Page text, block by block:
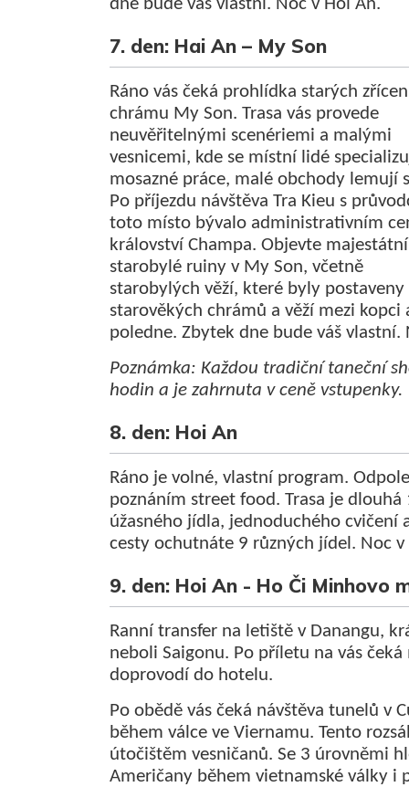
dne bude váš vlastní. Noc v Hoi An.
7. den: Hai An – My Son
Ráno vás čeká prohlídka starých
chrámu My Son. Trasa vás provede
neuvěřitelnými scenériemi a malými
vesnicemi, kde se místní lidé
mosazné práce, malé obchody lemují
Po příjezdu návštěva Tra Kieu s
toto místo bývalo administrativním
království Champa. Objevte majestátní
starobylé ruiny v My Son, včetně
starobylých věží, které byly
starověkých chrámů a věží mezi
poledne. Zbytek dne bude váš vlastní.
Poznámka: Každou tradiční taneční
hodin a je zahrnuta v ceně vstupenky.
8. den: Hoi An
Ráno je volné, vlastní program.
poznáním street food. Trasa je
úžasného jídla, jednoduchého cvičení
cesty ochutnáte 9 různých jídel. Noc v
9. den: Hoi An - Ho Či Minhovo
Ranní transfer na letiště v Danangu,
neboli Saigonu. Po příletu na vás
doprovodí do hotelu.
Po obědě vás čeká návštěva tunelů v
během válce ve Viernamu. Tento
útočištěm vesničanů. Se 3 úrovněmi
Američany během vietnamské války i